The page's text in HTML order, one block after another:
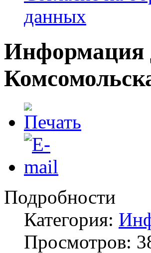
данных
Подробности
Категория:
Просмотров: